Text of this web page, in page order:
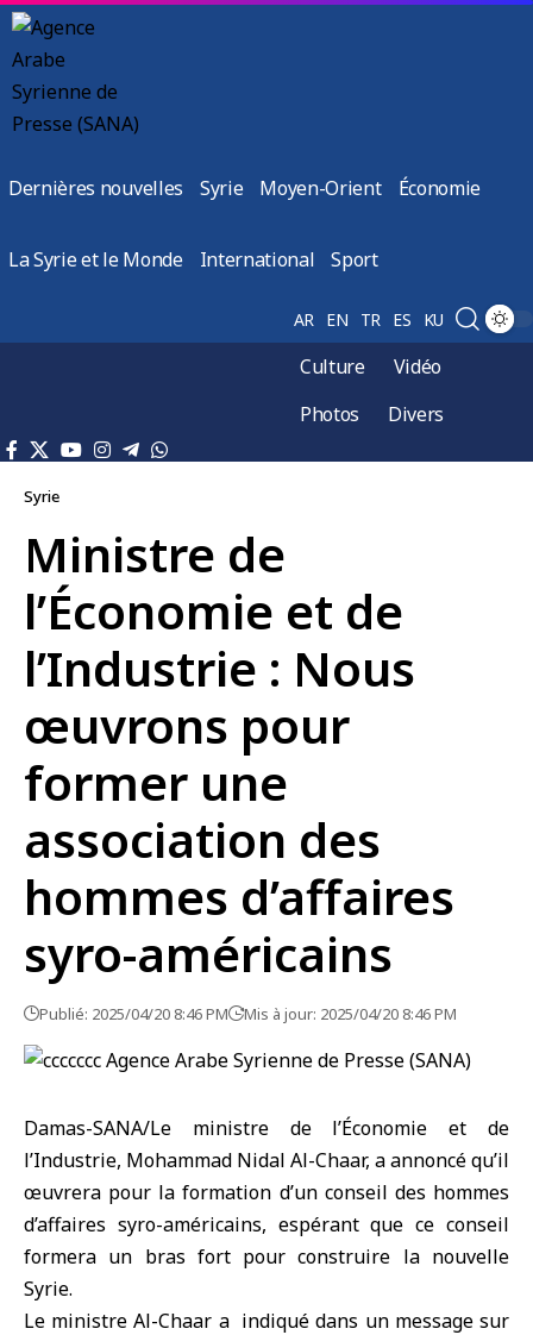
Dernières nouvelles Syrie Moyen-Orient Économie
La Syrie et le Monde International Sport
AR EN TR ES KU
Culture
Vidéo
Photos
Divers
Syrie
Ministre de
l’Économie et de
l’Industrie : Nous
œuvrons pour
former une
association des
hommes d’affaires
syro-américains
Publié: 2025/04/20 8:46 PM Mis à jour: 2025/04/20 8:46 PM
Damas-SANA/Le ministre de l’Économie et de
l’Industrie, Mohammad Nidal Al-Chaar, a annoncé qu’il
œuvrera pour la formation d’un conseil des hommes
d’affaires syro-américains, espérant que ce conseil
formera un bras fort pour construire la nouvelle
Syrie.
Le ministre Al-Chaar a indiqué dans un message sur